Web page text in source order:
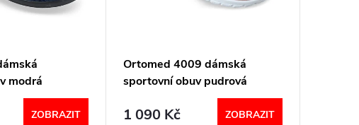
modrá
ZOBRAZIT
Ortomed 4009 dámská
sportovní obuv pudrová
1 090 Kč ZOBRAZIT